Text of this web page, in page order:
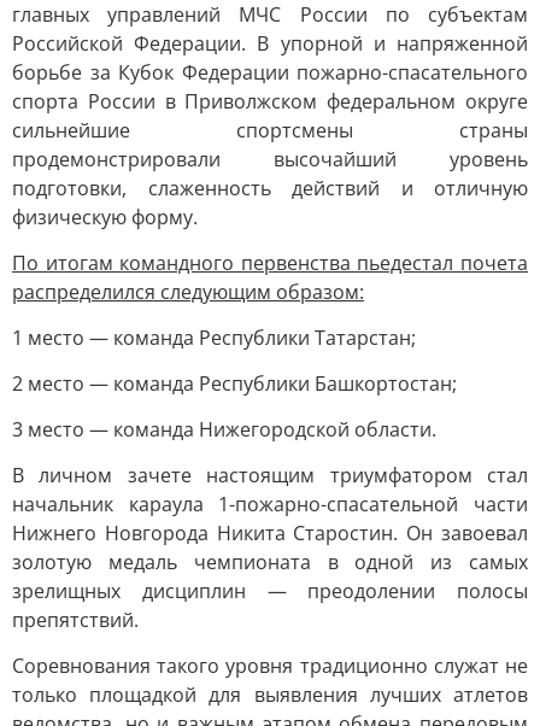
главных управлений МЧС России по субъектам
Российской Федерации. В упорной и напряженной
борьбе за Кубок Федерации пожарно-спасательного
спорта России в Приволжском федеральном округе
сильнейшие спортсмены страны
продемонстрировали высочайший уровень
подготовки, слаженность действий и отличную
физическую форму.
По итогам командного первенства пьедестал почета
распределился следующим образом:
1 место — команда Республики Татарстан;
2 место — команда Республики Башкортостан;
3 место — команда Нижегородской области.
В личном зачете настоящим триумфатором стал
начальник караула 1-пожарно-спасательной части
Нижнего Новгорода Никита Старостин. Он завоевал
золотую медаль чемпионата в одной из самых
зрелищных дисциплин — преодолении полосы
препятствий.
Соревнования такого уровня традиционно служат не
только площадкой для выявления лучших атлетов